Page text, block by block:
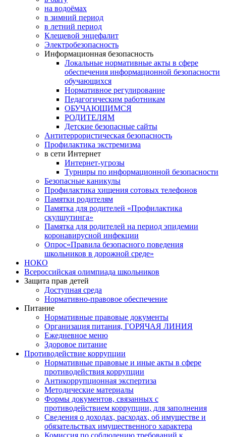
на водоёмах
в зимний период
в летний период
Клещевой энцефалит
Электробезопасность
Информационная безопасность
Локальные нормативные акты в сфере
обеспечения информационной безопасности
обучающихся
Нормативное регулирование
Педагогическим работникам
ОБУЧАЮЩИМСЯ
РОДИТЕЛЯМ
Детские безопасные сайты
Антитеррористическая безопасность
Профилактика экстремизма
в сети Интернет
Интернет-угрозы
Турниры по информационной безопасности
Безопасные каникулы
Профилактика хищения сотовых телефонов
Памятки родителям
Памятка для родителей «Профилактика
скулшутинга»
Памятка для родителей на период эпидемии
коронавирусной инфекции
Опрос«Правила безопасного поведения
школьников в дорожной среде»
НОКО
Всероссийская олимпиада школьников
Защита прав детей
Доступная среда
Нормативно-правовое обеспечение
Питание
Нормативные правовые документы
Организация питания, ГОРЯЧАЯ ЛИНИЯ
Ежедневное меню
Здоровое питание
Противодействие коррупции
Нормативные правовые и иные акты в сфере
противодействия коррупции
Антикоррупционная экспертиза
Методические материалы
Формы документов, связанных с
противодействием коррупции, для заполнения
Сведения о доходах, расходах, об имуществе и
обязательствах имущественного характера
Комиссия по соблюдению требований к